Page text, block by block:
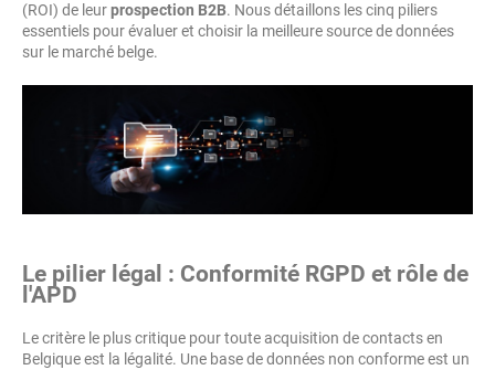
(ROI) de leurprospection B2B. Nous détaillons les cinq piliers
essentiels pour évaluer et choisir la meilleure source de données
sur le marché belge.
Le pilier légal : Conformité RGPD et rôle de
l'APD
Le critère le plus critique pour toute acquisition de contacts en
Belgique est la légalité. Une base de données non conforme est un